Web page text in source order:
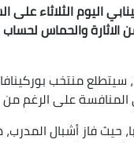
والحماس
بعد اقترابه سابقا من التتويج باللقب في عام
على الرغم